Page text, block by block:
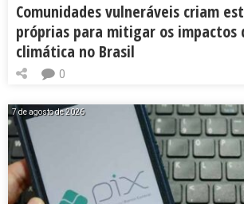
Comunidades vulneráveis criam
próprias para mitigar os impactos
climática no Brasil
0
7 de agosto de 2026